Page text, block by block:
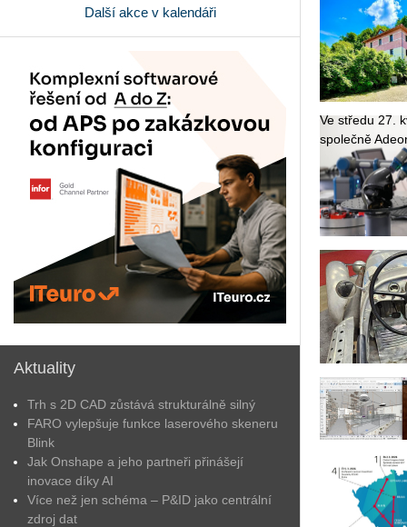
Další akce v kalendáři
Aktuality
Trh s 2D CAD zůstává strukturálně silný
FARO vylepšuje funkce laserového skeneru
Blink
Jak Onshape a jeho partneři přinášejí
inovace díky AI
Více než jen schéma – P&ID jako centrální
zdroj dat
Ve stře­du 27.
spo­leč­ně